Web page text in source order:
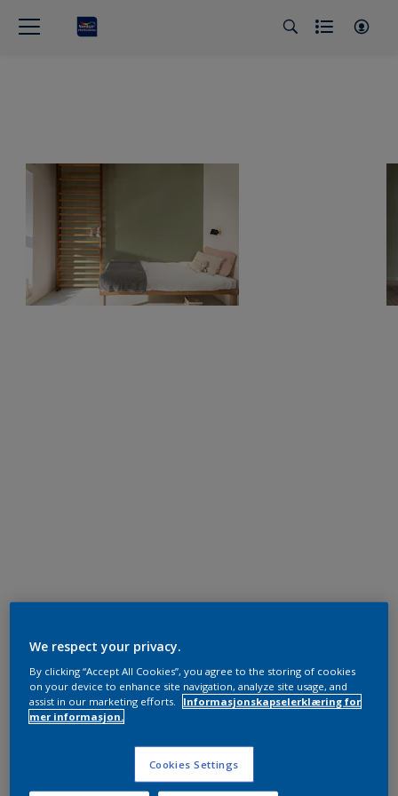
We respect your privacy.
By clicking “Accept All Cookies”, you agree to the storing of cookies
on your device to enhance site navigation, analyze site usage, and
assist in our marketing efforts.
Informasjonskapselerklæring for
mer informasjon.
Cookies Settings